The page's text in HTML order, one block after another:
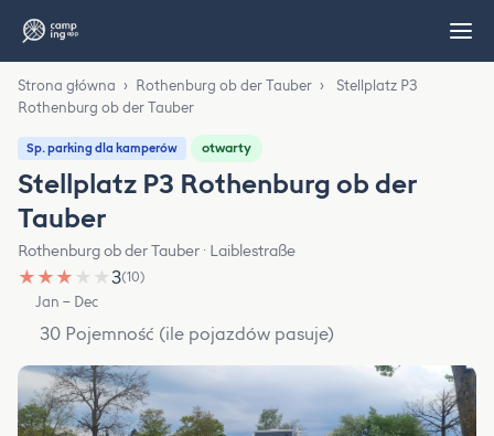
Strona główna › Rothenburg ob der Tauber ›
Stellplatz P3
Rothenburg ob der Tauber
Sp. parking dla kamperów otwarty
Stellplatz P3 Rothenburg ob der
Tauber
Rothenburg ob der Tauber · Laiblestraße
★ ★ ★ ★ ★3(10)
Jan – Dec
30 Pojemność (ile pojazdów pasuje)